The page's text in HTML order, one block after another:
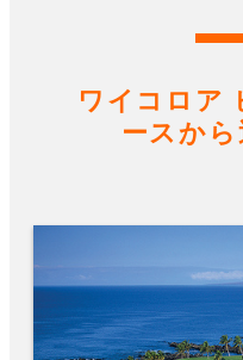
ワイコロア
ースか